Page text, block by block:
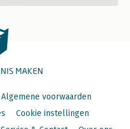
MAKEN
Algemene voorwaarden
Cookie instellingen